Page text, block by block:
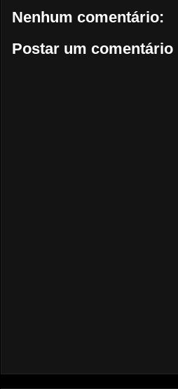
Nenhum comentário:
Postar um comentário